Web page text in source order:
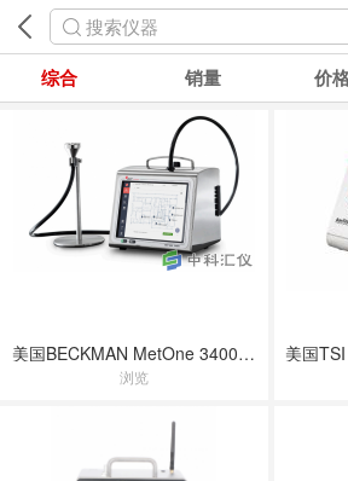
搜索仪器
综合 销量 价
美国BECKMAN MetOne 3400+系列粒子计数器
浏览